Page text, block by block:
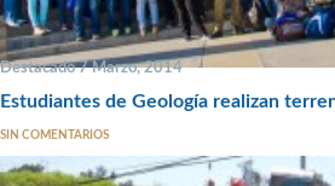
Destacado 7 Marzo, 2014
Estudiantes de Geología realizan
SIN COMENTARIOS